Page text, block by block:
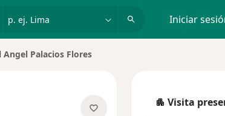
Iniciar
Angel Palacios Flores
Visita
Visita